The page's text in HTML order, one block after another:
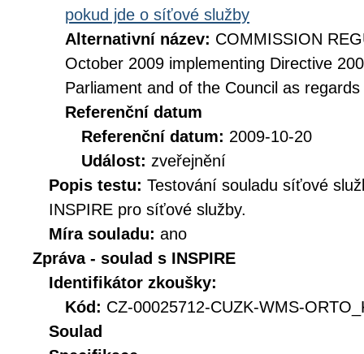
pokud jde o síťové služby
Alternativní název: COMMISSION
October 2009 implementing Directive
Parliament and of the Council as
Referenční datum
Referenční datum: 2009-10-20
Událost: zveřejnění
Popis testu: Testování souladu síťové
INSPIRE pro síťové služby.
Míra souladu: ano
Zpráva - soulad s INSPIRE
Identifikátor zkoušky:
Kód: CZ-00025712-CUZK-WMS-
Soulad